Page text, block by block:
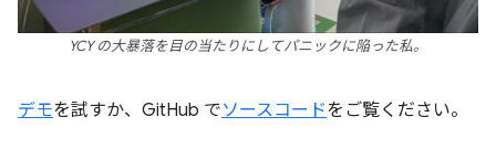
YCY の大暴落を目の当たりにしてパニックに陥った私。
デモを試すか、GitHub でソースコードをご覧ください。